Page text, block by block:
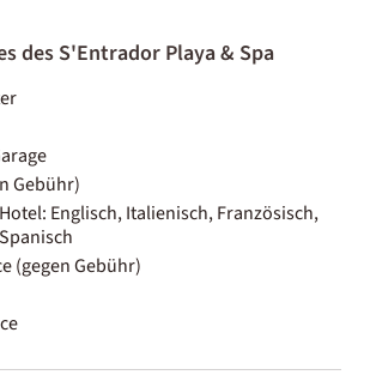
des S'Entrador Playa & Spa
Gebühr)
Englisch, Italienisch, Französisch,
(gegen Gebühr)